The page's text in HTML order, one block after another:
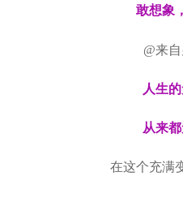
敢想象
@来自
人生
从来
在这个充满变